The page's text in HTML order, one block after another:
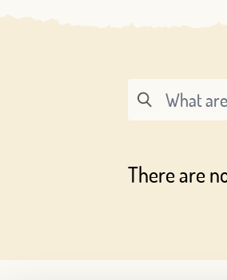
There are